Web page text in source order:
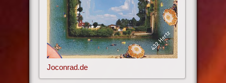
Joconrad.de